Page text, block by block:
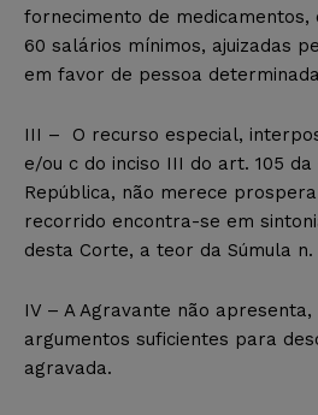
fornecimento de medicamentos,
60 salários mínimos, ajuizadas
em favor de pessoa
III – O recurso especial,
e/ou c do inciso III do art. 105 da
República, não merece
recorrido encontra-se em
desta Corte, a teor da Súmula n.
IV – A Agravante não
argumentos suficientes para
agravada.